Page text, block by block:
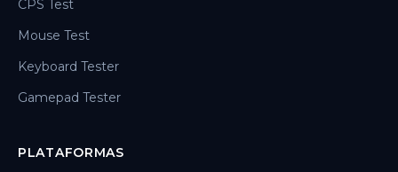
CPS Test
Mouse Test
Keyboard Tester
Gamepad Tester
PLATAFORMAS